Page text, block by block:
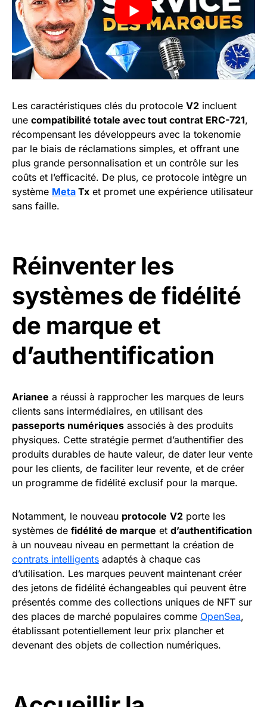
Les caractéristiques clés du protocole V2 incluent
une compatibilité totale avec tout contrat ERC-721,
récompensant les développeurs avec la tokenomie
par le biais de réclamations simples, et offrant une
plus grande personnalisation et un contrôle sur les
coûts et l’efficacité. De plus, ce protocole intègre un
système Meta Tx et promet une expérience utilisateur
sans faille.
Réinventer les
systèmes de fidélité
de marque et
d’authentification
Arianee a réussi à rapprocher les marques de leurs
clients sans intermédiaires, en utilisant des
passeports numériques associés à des produits
physiques. Cette stratégie permet d’authentifier des
produits durables de haute valeur, de dater leur vente
pour les clients, de faciliter leur revente, et de créer
un programme de fidélité exclusif pour la marque.
Notamment, le nouveau protocole V2 porte les
systèmes de fidélité de marque et d’authentification
à un nouveau niveau en permettant la création de
contrats intelligents adaptés à chaque cas
d’utilisation. Les marques peuvent maintenant créer
des jetons de fidélité échangeables qui peuvent être
présentés comme des collections uniques de NFT sur
des places de marché populaires comme OpenSea,
établissant potentiellement leur prix plancher et
devenant des objets de collection numériques.